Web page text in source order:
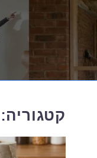
Skip
קטגוריה: